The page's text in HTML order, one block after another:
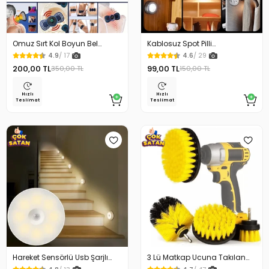
Omuz Sırt Kol Boyun Bel
Kelebek Masaj Aleti
4.9/ 17
200,00 TL350,00 TL
Hızlı
Teslimat
Kablosuz Spot Pilli
Dokunmatik Led Lamba
4.6/ 29
99,00 TL150,00 TL
Hızlı
Teslimat
Hareket Sensörlü Usb Şarjlı
Beyaz Led Işık Lamba
3 Lü Matkap Ucuna Takılan
Temizlik Fırça Seti